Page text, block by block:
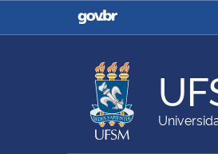
Casa Civil
Ministério da Agricultura,
Pecuária e Abastecimento